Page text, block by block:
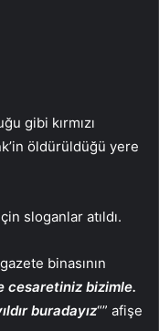
gibi kırmızı
öldürüldüğü yere
sloganlar atıldı.
binasının
cesaretiniz bizimle.
buradayız“” afişe